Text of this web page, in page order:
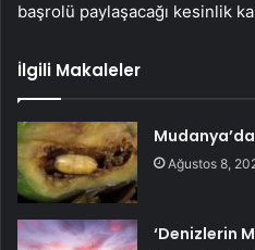
başrolü paylaşacağı kesinlik
İlgili Makaleler
Ağustos 8,
‘Denizlerin